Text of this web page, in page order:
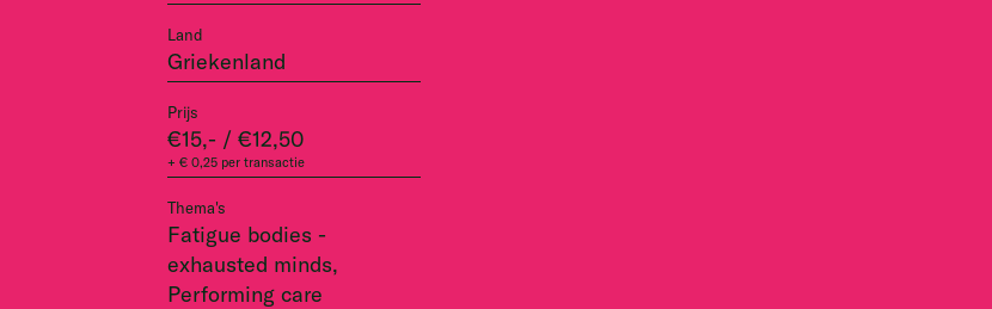
Land
Griekenland
Prijs
€15,- / €12,50
+ € 0,25 per transactie
Thema's
Fatigue bodies -
exhausted minds,
Performing care